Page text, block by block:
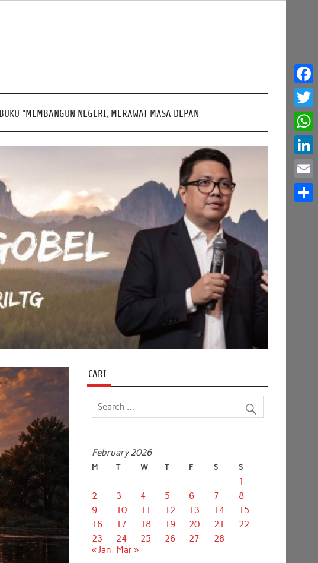
BUKU “MEMBANGUN NEGERI, MERAWAT MASA DEPAN
CARI
February 2026
M T W T F S S
1
2
3 4 5 6 7
8
9
10 11 12 13 14
15
16
17 18 19 20 21
22
23
24 25 26 27
28
« Jan
Mar »
Email